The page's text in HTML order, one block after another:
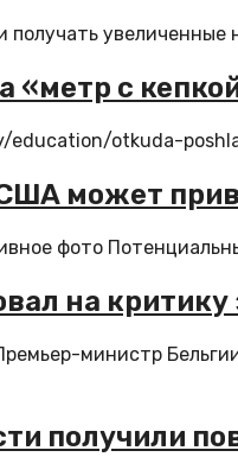
получать
«метр с
education/otkuda-
может
фото
на
министр
получили